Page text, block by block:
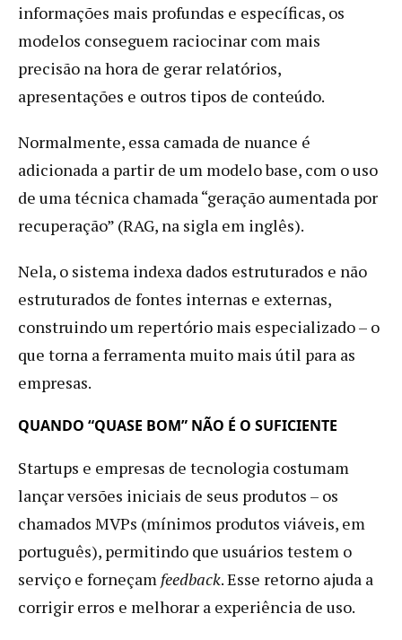
informações mais profundas e específicas, os
modelos conseguem raciocinar com mais
precisão na hora de gerar relatórios,
apresentações e outros tipos de conteúdo.
Normalmente, essa camada de nuance é
adicionada a partir de um modelo base, com o uso
de uma técnica chamada “geração aumentada por
recuperação” (RAG, na sigla em inglês).
Nela, o sistema indexa dados estruturados e não
estruturados de fontes internas e externas,
construindo um repertório mais especializado – o
que torna a ferramenta muito mais útil para as
empresas.
QUANDO “QUASE BOM” NÃO É O SUFICIENTE
Startups e empresas de tecnologia costumam
lançar versões iniciais de seus produtos – os
chamados MVPs (mínimos produtos viáveis, em
português), permitindo que usuários testem o
serviço e forneçam feedback. Esse retorno ajuda a
corrigir erros e melhorar a experiência de uso.